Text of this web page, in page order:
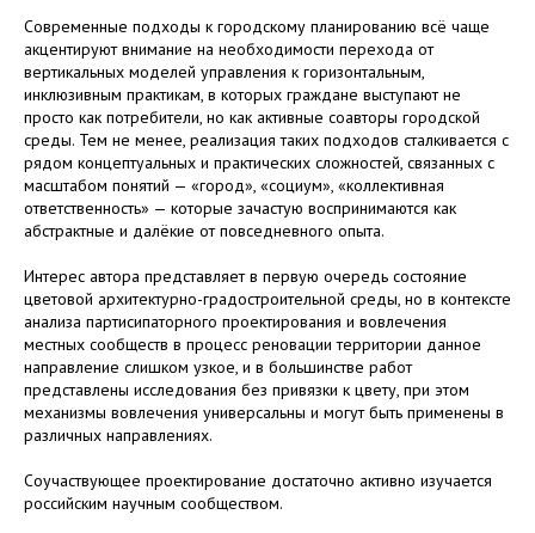
Современные подходы к городскому планированию всё чаще
акцентируют внимание на необходимости перехода от
вертикальных моделей управления к горизонтальным,
инклюзивным практикам, в которых граждане выступают не
просто как потребители, но как активные соавторы городской
среды. Тем не менее, реализация таких подходов сталкивается с
рядом концептуальных и практических сложностей, связанных с
масштабом понятий — «город», «социум», «коллективная
ответственность» — которые зачастую воспринимаются как
абстрактные и далёкие от повседневного опыта.
Интерес автора представляет в первую очередь состояние
цветовой архитектурно-градостроительной среды, но в контексте
анализа партисипаторного проектирования и вовлечения
местных сообществ в процесс реновации территории данное
направление слишком узкое, и в большинстве работ
представлены исследования без привязки к цвету, при этом
механизмы вовлечения универсальны и могут быть применены в
различных направлениях.
Соучаствующее проектирование достаточно активно изучается
российским научным сообществом.